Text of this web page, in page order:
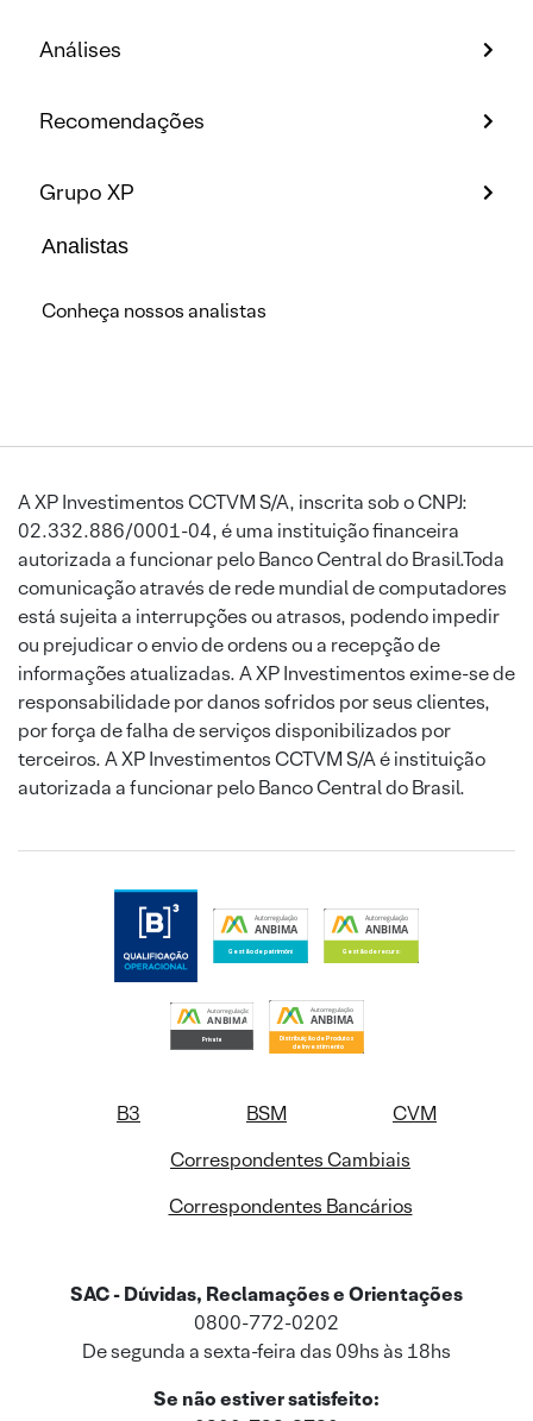
Análises
Recomendações
Grupo XP
Analistas
Conheça nossos analistas
A XP Investimentos CCTVM S/A, inscrita sob o CNPJ:
02.332.886/0001-04, é uma instituição financeira
autorizada a funcionar pelo Banco Central do Brasil.Toda
comunicação através de rede mundial de computadores
está sujeita a interrupções ou atrasos, podendo impedir
ou prejudicar o envio de ordens ou a recepção de
informações atualizadas. A XP Investimentos exime-se de
responsabilidade por danos sofridos por seus clientes,
por força de falha de serviços disponibilizados por
terceiros. A XP Investimentos CCTVM S/A é instituição
autorizada a funcionar pelo Banco Central do Brasil.
B3 BSM
CVM
Correspondentes Cambiais
Correspondentes Bancários
SAC - Dúvidas, Reclamações e Orientações
0800-772-0202
De segunda a sexta-feira das 09hs às 18hs
Se não estiver satisfeito: